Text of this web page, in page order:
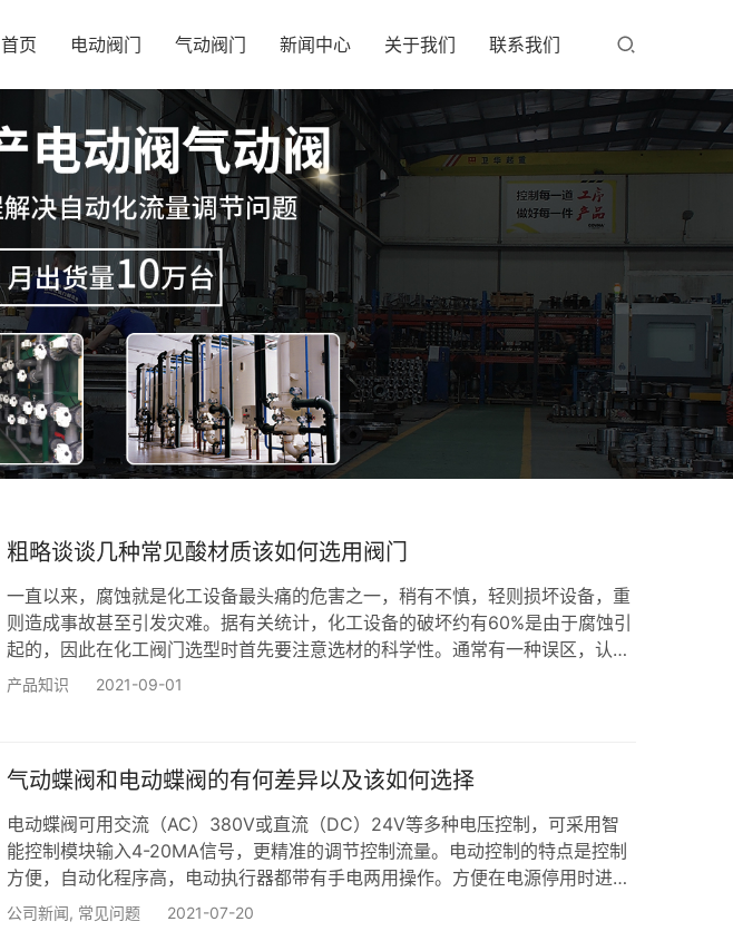
首页 电动阀门 气动阀门 新闻中心 关于我们 联系我们
粗略谈谈几种常见酸材质该如何选用阀门
一直以来，腐蚀就是化工设备最头痛的危害之一，稍有不慎，轻则损坏设备，重
则造成事故甚至引发灾难。据有关统计，化工设备的破坏约有60%是由于腐蚀引
起的，因此在化工阀门选型时首先要注意选材的科学性。通常有一种误区，认为
不锈钢是“万能材料”，不论什么介质和环境条件都捧出不锈钢阀门，这是很危险
性，但…
产品知识 2021-09-01
气动蝶阀和电动蝶阀的有何差异以及该如何选择
电动蝶阀可用交流（AC）380V或直流（DC）24V等多种电压控制，可采用智
能控制模块输入4-20MA信号，更精准的调节控制流量。电动控制的特点是控制
方便，自动化程序高，电动执行器都带有手电两用操作。方便在电源停用时进行
手动操作。电动蝶阀缺点是阀门启闭时间长。通少需要30-50秒，电动执行器结
公司新闻, 常见问题 2021-07-20